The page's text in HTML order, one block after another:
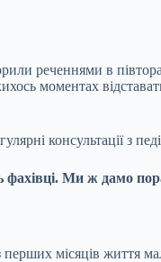
реченнями в
моментах
консультації з
фахівці. Ми ж дамо
місяців життя